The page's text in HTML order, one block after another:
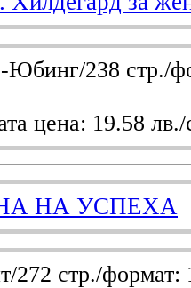
Юбинг/238 стр./
цена: 19.58 лв./
НА УСПЕХА
272 стр./